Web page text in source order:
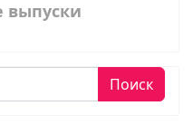
выпуски
Поиск